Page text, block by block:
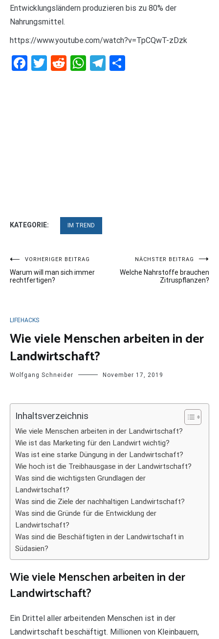
Entwicklungsländern produzieren bis zu 80% der
Nahrungsmittel.
https://www.youtube.com/watch?v=TpCQwT-zDzk
Facebook
Twitter
RedditWhatsApp
Telegram
KATEGORIE: IM TREND
Beitragsnavigation
VORHERIGER BEITRAG
Warum will man sich immer
rechtfertigen?
NÄCHSTER BEITRAG
Welche Nahrstoffe brauchen
Zitruspflanzen?
LIFEHACKS
Wie viele Menschen arbeiten in der
Landwirtschaft?
Wolfgang Schneider November 17, 2019
Inhaltsverzeichnis
Wie viele Menschen arbeiten in der Landwirtschaft?
Wie ist das Marketing für den Landwirt wichtig?
Was ist eine starke Düngung in der Landwirtschaft?
Wie hoch ist die Treibhausgase in der Landwirtschaft?
Was sind die wichtigsten Grundlagen der
Landwirtschaft?
Was sind die Ziele der nachhaltigen Landwirtschaft?
Was sind die Gründe für die Entwicklung der
Landwirtschaft?
Was sind die Beschäftigten in der Landwirtschaft in
Südasien?
Wie viele Menschen arbeiten in der
Landwirtschaft?
Ein Drittel aller arbeitenden Menschen ist in der
Landwirtschaft beschäftigt. Millionen von Kleinbauern,